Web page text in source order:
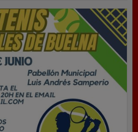
DE
TENIS,
REAL
CLUB
NAÚTICO
DE
LAREDO,
DEL
28
DE
JUNIO